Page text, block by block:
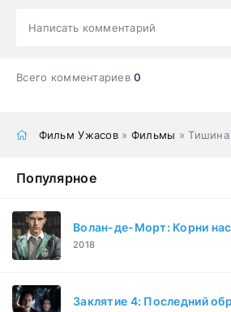
Написать комментарий
Всего комментариев0
Фильм Ужасов» Фильмы » Тишина
Популярное
Волан-де-Морт: Корни
2018
Заклятие 4: Последний